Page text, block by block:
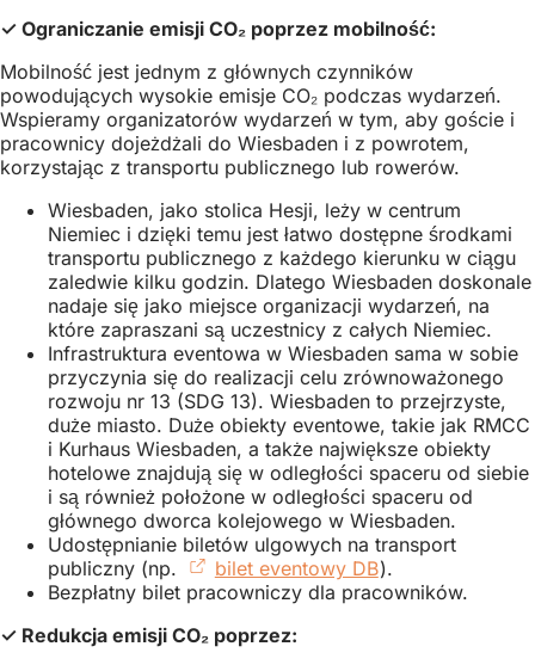
✓ Ograniczanie emisji CO₂ poprzez mobilność:
Mobilność jest jednym z głównych czynników
powodujących wysokie emisje CO₂ podczas wydarzeń.
Wspieramy organizatorów wydarzeń w tym, aby goście i
pracownicy dojeżdżali do Wiesbaden i z powrotem,
korzystając z transportu publicznego lub rowerów.
Wiesbaden, jako stolica Hesji, leży w centrum
Niemiec i dzięki temu jest łatwo dostępne środkami
transportu publicznego z każdego kierunku w ciągu
zaledwie kilku godzin. Dlatego Wiesbaden doskonale
nadaje się jako miejsce organizacji wydarzeń, na
które zapraszani są uczestnicy z całych Niemiec.
Infrastruktura eventowa w Wiesbaden sama w sobie
przyczynia się do realizacji celu zrównoważonego
rozwoju nr 13 (SDG 13). Wiesbaden to przejrzyste,
duże miasto. Duże obiekty eventowe, takie jak RMCC
i Kurhaus Wiesbaden, a także największe obiekty
hotelowe znajdują się w odległości spaceru od siebie
i są również położone w odległości spaceru od
głównego dworca kolejowego w Wiesbaden.
Udostępnianie biletów ulgowych na transport
publiczny (np.
bilet eventowy DB(Otwiera
się
).
Bezpłatny bilet pracowniczy dla pracowników.
✓ Redukcja emisji CO₂ poprzez: